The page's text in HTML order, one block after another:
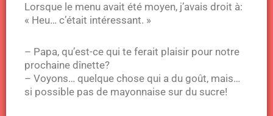
Lorsque le menu avait été moyen, j’avais droit à:
« Heu… c’était intéressant. »
– Papa, qu’est-ce qui te ferait plaisir pour notre
prochaine dînette?
– Voyons… quelque chose qui a du goût, mais…
si possible pas de mayonnaise sur du sucre!